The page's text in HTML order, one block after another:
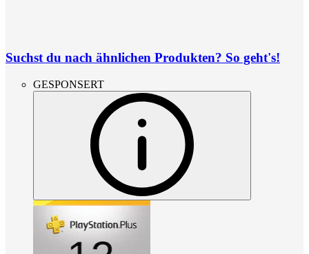
Suchst du nach ähnlichen Produkten? So geht's!
GESPONSERT